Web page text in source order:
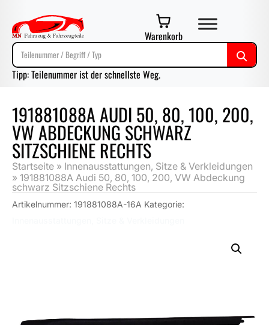
Warenkorb
Tipp: Teilenummer ist der schnellste Weg.
191881088A AUDI 50, 80, 100, 200,
VW ABDECKUNG SCHWARZ
SITZSCHIENE RECHTS
Startseite » Innenausstattungen, Sitze & Verkleidungen
» 191881088A Audi 50, 80, 100, 200, VW Abdeckung
schwarz Sitzschiene Rechts
Artikelnummer: 191881088A-16A Kategorie: